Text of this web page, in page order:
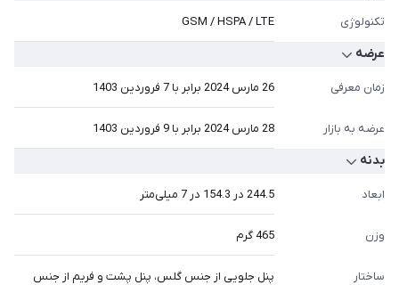
تکنولوژی GSM / HSPA / LTE
عرضه
زمان معرفی 26 مارس 2024 برابر با 7 فروردین 1403
عرضه به بازار 28 مارس 2024 برابر با 9 فروردین 1403
بدنه
ابعاد 244.5 در 154.3 در 7 میلی‌متر
وزن 465 گرم
ساختار
پنل جلویی از جنس گلس، پنل پشت و فریم از جنس